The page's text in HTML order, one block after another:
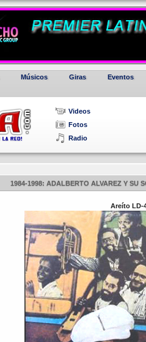
Músicos Giras Eventos
Videos
Fotos
Radio
1984-1998: ADALBERTO ALVAREZ Y SU
Areíto LD-